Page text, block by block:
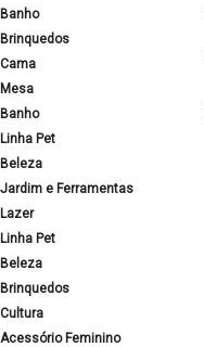
Banho
Brinquedos
Cama
Mesa
Banho
Linha Pet
Beleza
Jardim e Ferramentas
Lazer
Linha Pet
Beleza
Brinquedos
Cultura
Acessório Feminino